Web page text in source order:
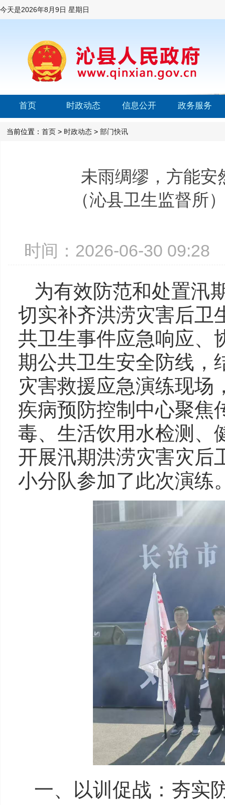
今天是2026年8月9日 星期日
首页 时政动态 信息公开 政务服务
当前位置： 首页 > 时政动态 > 部门快讯
未雨绸缪，方能安
（沁县卫生监督所
时间：2026-06-30
为有效防范和处置汛
切实补齐洪涝灾害后卫
共卫生事件应急响应、
期公共卫生安全防线，
灾害救援应急演练现
疾病预防控制中心聚焦
毒、生活饮用水检测、
开展汛期洪涝灾害灾后
小分队参加了此次演练
一、以训促战：夯实